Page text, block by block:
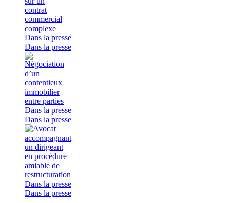
Dans la presse
Dans la presse
Dans la presse
Dans la presse
Dans la presse
Dans la presse